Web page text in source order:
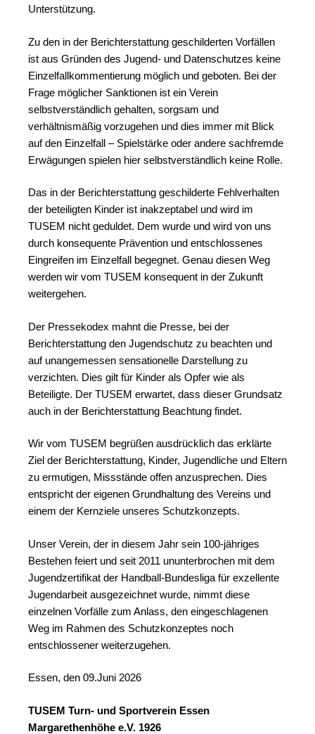
Unterstützung.
Zu den in der Berichterstattung geschilderten Vorfällen
ist aus Gründen des Jugend- und Datenschutzes keine
Einzelfallkommentierung möglich und geboten. Bei der
Frage möglicher Sanktionen ist ein Verein
selbstverständlich gehalten, sorgsam und
verhältnismäßig vorzugehen und dies immer mit Blick
auf den Einzelfall – Spielstärke oder andere sachfremde
Erwägungen spielen hier selbstverständlich keine Rolle.
Das in der Berichterstattung geschilderte Fehlverhalten
der beteiligten Kinder ist inakzeptabel und wird im
TUSEM nicht geduldet. Dem wurde und wird von uns
durch konsequente Prävention und entschlossenes
Eingreifen im Einzelfall begegnet. Genau diesen Weg
werden wir vom TUSEM konsequent in der Zukunft
weitergehen.
Der Pressekodex mahnt die Presse, bei der
Berichterstattung den Jugendschutz zu beachten und
auf unangemessen sensationelle Darstellung zu
verzichten. Dies gilt für Kinder als Opfer wie als
Beteiligte. Der TUSEM erwartet, dass dieser Grundsatz
auch in der Berichterstattung Beachtung findet.
Wir vom TUSEM begrüßen ausdrücklich das erklärte
Ziel der Berichterstattung, Kinder, Jugendliche und Eltern
zu ermutigen, Missstände offen anzusprechen. Dies
entspricht der eigenen Grundhaltung des Vereins und
einem der Kernziele unseres Schutzkonzepts.
Unser Verein, der in diesem Jahr sein 100-jähriges
Bestehen feiert und seit 2011 ununterbrochen mit dem
Jugendzertifikat der Handball-Bundesliga für exzellente
Jugendarbeit ausgezeichnet wurde, nimmt diese
einzelnen Vorfälle zum Anlass, den eingeschlagenen
Weg im Rahmen des Schutzkonzeptes noch
entschlossener weiterzugehen.
Essen, den 09.Juni 2026
TUSEM Turn- und Sportverein Essen
Margarethenhöhe e.V. 1926